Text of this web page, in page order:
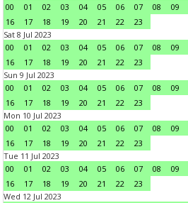
00
01 02 03 04 05 06 07 08 09
16
17 18 19 20 21 22
23
Sat 8 Jul 2023
00
01 02 03 04 05 06 07 08 09
16
17 18 19 20 21 22
23
Sun 9 Jul 2023
00
01 02 03 04 05 06 07 08 09
16
17 18 19 20 21 22
23
Mon 10 Jul 2023
00
01 02 03 04 05 06 07 08 09
16
17 18 19 20 21 22
23
Tue 11 Jul 2023
00
01 02 03 04 05 06 07 08 09
16
17 18 19 20 21 22
23
Wed 12 Jul 2023